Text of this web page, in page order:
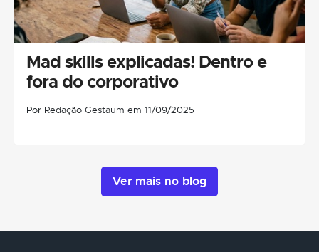
Mad skills explicadas! Dentro e
fora do corporativo
Por Redação Gestaum em 11/09/2025
Ver mais no blog